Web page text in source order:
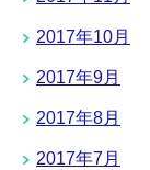
2017年10月
2017年9月
2017年8月
2017年7月